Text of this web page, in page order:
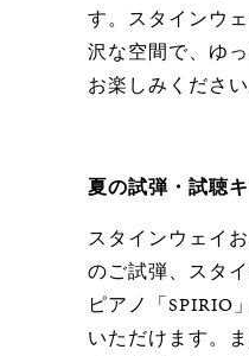
す。スタインウ
沢な空間で、ゆ
お楽しみください
夏の試弾・試聴
スタインウェイ
のご試弾、スタ
ピアノ「SPIRIO
いただけます。